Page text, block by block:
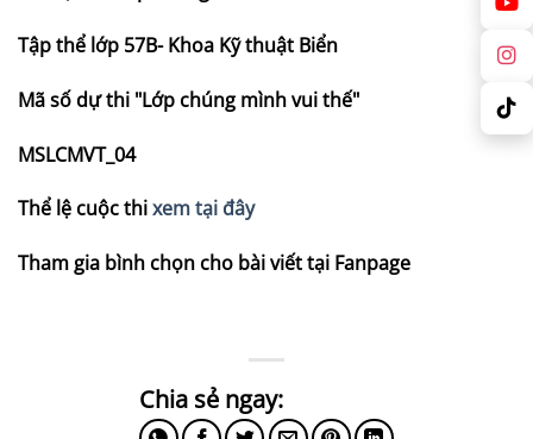
Tập thể lớp 57B- Khoa Kỹ thuật Biển
Mã số dự thi "Lớp chúng mình vui thế"
MSLCMVT_04
Thể lệ cuộc thixem tại đây
Tham gia bình chọn cho bài viết tại Fanpage